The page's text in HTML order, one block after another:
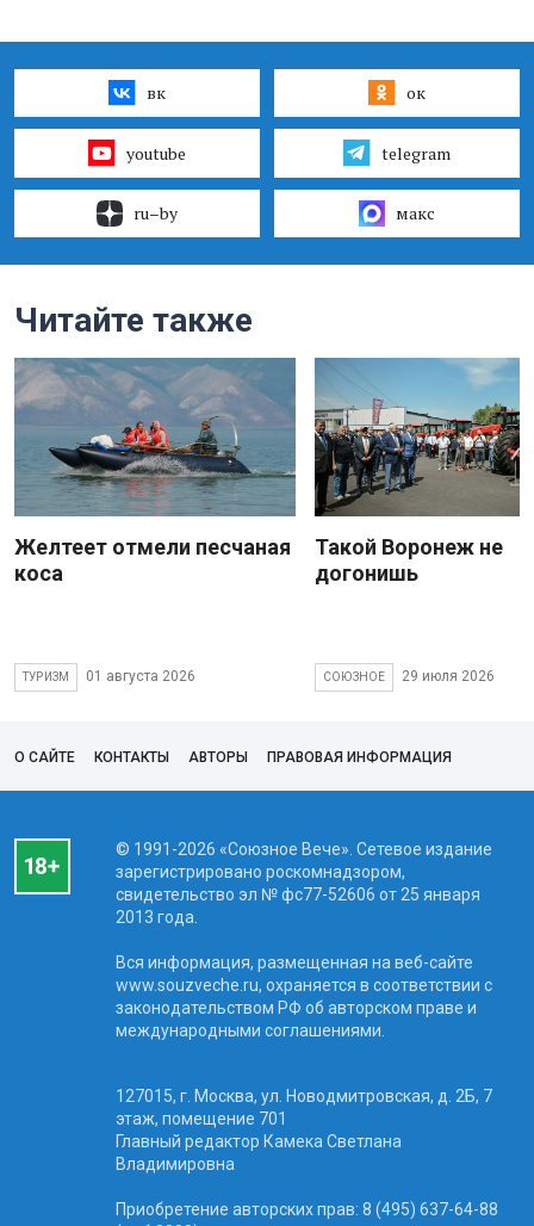
вк ок
youtube telegram
ru–by макс
Читайте также
Желтеет отмели песчаная
коса
ТУРИЗМ 01 августа 2026
Такой Воронеж не
догонишь
СОЮЗНОЕ 29 июля 2026
О САЙТЕ КОНТАКТЫ АВТОРЫ ПРАВОВАЯ ИНФОРМАЦИЯ
© 1991-2026 «Союзное Вече». Сетевое издание
зарегистрировано роскомнадзором,
свидетельство эл № фc77-52606 от 25 января
2013 года.
Вся информация, размещенная на веб-сайте
www.souzveche.ru, охраняется в соответствии с
законодательством РФ об авторском праве и
международными соглашениями.
127015, г. Москва, ул. Новодмитровская, д. 2Б, 7
этаж, помещение 701
Главный редактор Камека Светлана
Владимировна
Приобретение авторских прав: 8 (495) 637-64-88